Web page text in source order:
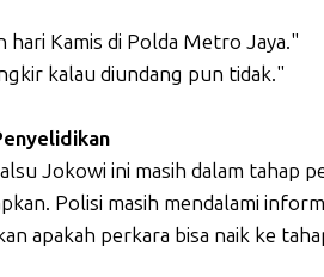
hari Kamis di Polda Metro Jaya."
kalau diundang pun tidak."
Jokowi ini masih dalam tahap
Polisi masih mendalami
apakah perkara bisa naik ke